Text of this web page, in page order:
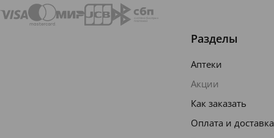
Разделы
Аптеки
Акции
Как заказать
Оплата и доставка